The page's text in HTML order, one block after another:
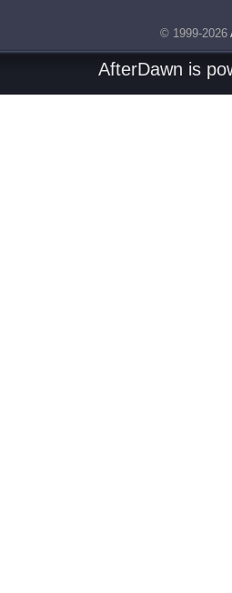
© 1999-2026
AfterDawn is